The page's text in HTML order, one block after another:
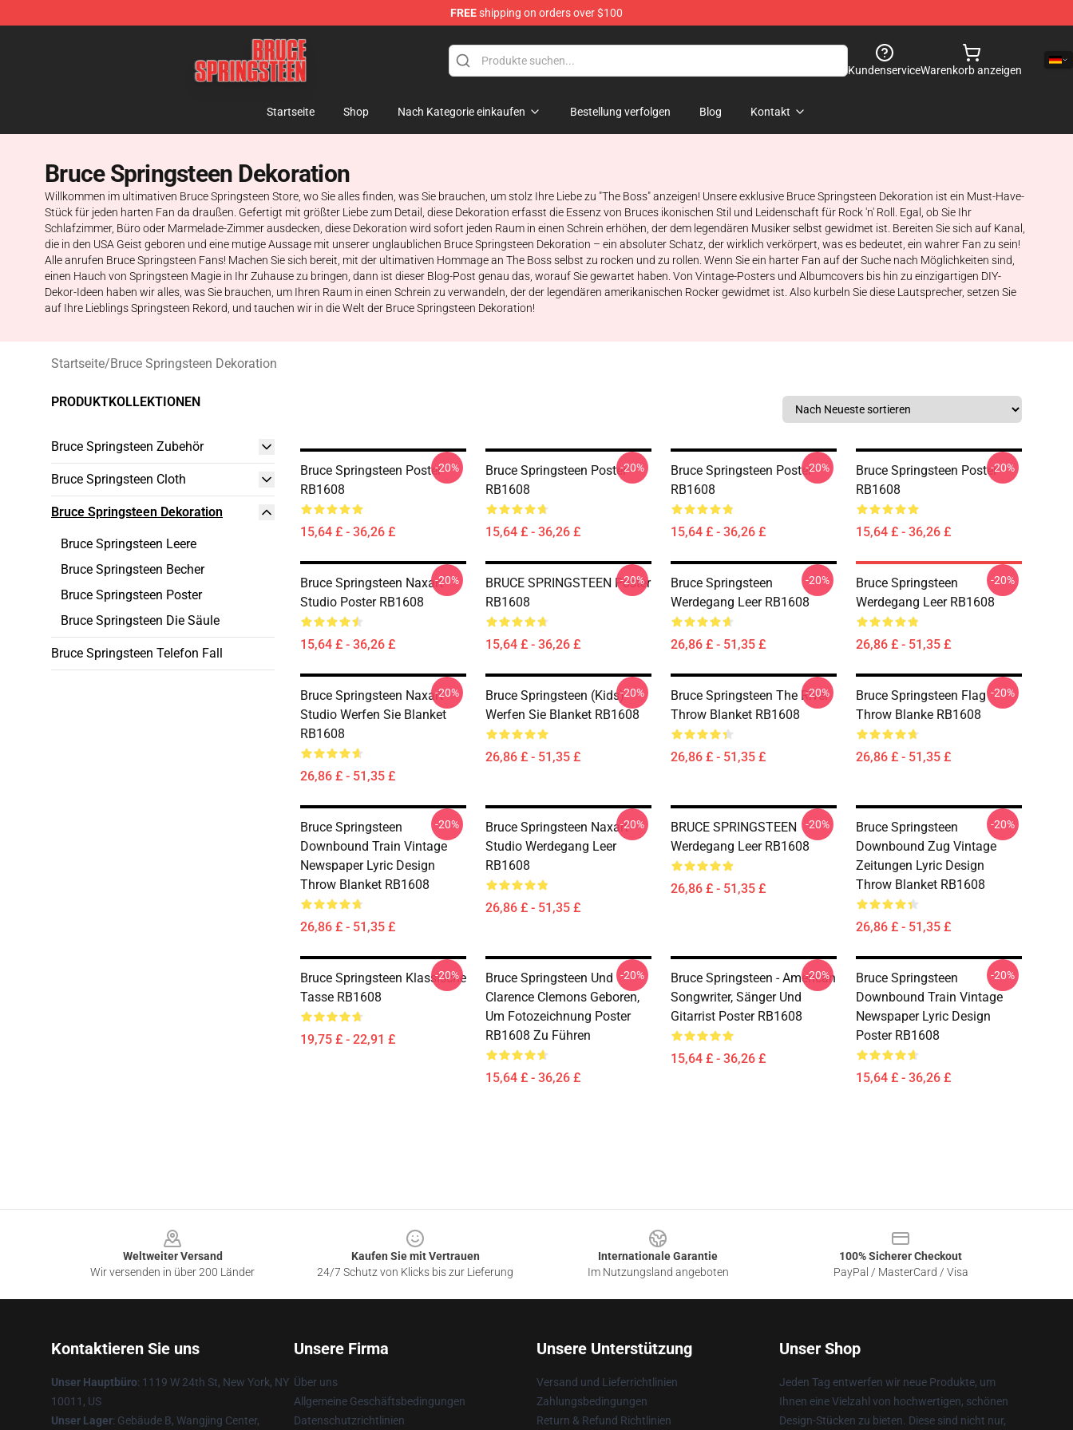
FREEshipping on orders over $100
Bruce Springsteen Store - Official Bruce Springsteen Merchandise Shop
KundenserviceWarenkorb anzeigen
Startseite Shop Nach Kategorie einkaufen Bestellung verfolgen Blog Kontakt
Bruce Springsteen Dekoration
Willkommen im ultimativen Bruce Springsteen Store, wo Sie alles finden, was Sie brauchen, um stolz Ihre Liebe zu "The Boss" anzeigen! Unsere exklusive Bruce Springsteen Dekoration ist ein Must-Have-
Stück für jeden harten Fan da draußen. Gefertigt mit größter Liebe zum Detail, diese Dekoration erfasst die Essenz von Bruces ikonischen Stil und Leidenschaft für Rock 'n' Roll. Egal, ob Sie Ihr
Schlafzimmer, Büro oder Marmelade-Zimmer ausdecken, diese Dekoration wird sofort jeden Raum in einen Schrein erhöhen, der dem legendären Musiker selbst gewidmet ist. Bereiten Sie sich auf Kanal,
die in den USA Geist geboren und eine mutige Aussage mit unserer unglaublichen Bruce Springsteen Dekoration – ein absoluter Schatz, der wirklich verkörpert, was es bedeutet, ein wahrer Fan zu sein!
Alle anrufen Bruce Springsteen Fans! Machen Sie sich bereit, mit der ultimativen Hommage an The Boss selbst zu rocken und zu rollen. Wenn Sie ein harter Fan auf der Suche nach Möglichkeiten sind,
einen Hauch von Springsteen Magie in Ihr Zuhause zu bringen, dann ist dieser Blog-Post genau das, worauf Sie gewartet haben. Von Vintage-Posters und Albumcovers bis hin zu einzigartigen DIY-
Dekor-Ideen haben wir alles, was Sie brauchen, um Ihren Raum in einen Schrein zu verwandeln, der der legendären amerikanischen Rocker gewidmet ist. Also kurbeln Sie diese Lautsprecher, setzen Sie
auf Ihre Lieblings Springsteen Rekord, und tauchen wir in die Welt der Bruce Springsteen Dekoration!
Startseite/Bruce Springsteen Dekoration
PRODUKTKOLLEKTIONEN
Bruce Springsteen Zubehör
Bruce Springsteen Cloth
Bruce Springsteen Dekoration
Bruce Springsteen Leere
Bruce Springsteen Becher
Bruce Springsteen Poster
Bruce Springsteen Die Säule
Bruce Springsteen Telefon Fall
Bruce Springsteen Poster
RB1608
15,64 £ - 36,26 £
-20%
Bruce Springsteen Poster
RB1608
15,64 £ - 36,26 £
-20%
Bruce Springsteen Poster
RB1608
15,64 £ - 36,26 £
-20%
Bruce Springsteen Poster
RB1608
15,64 £ - 36,26 £
-20%
Bruce Springsteen Naxart
Studio Poster RB1608
15,64 £ - 36,26 £
-20%
BRUCE SPRINGSTEEN Poster
RB1608
15,64 £ - 36,26 £
-20%
Bruce Springsteen
Werdegang Leer RB1608
26,86 £ - 51,35 £
-20%
Bruce Springsteen
Werdegang Leer RB1608
26,86 £ - 51,35 £
-20%
Bruce Springsteen Naxart
Studio Werfen Sie Blanket
RB1608
26,86 £ - 51,35 £
-20%
Bruce Springsteen (Kids)
Werfen Sie Blanket RB1608
26,86 £ - 51,35 £
-20%
Bruce Springsteen The River
Throw Blanket RB1608
26,86 £ - 51,35 £
-20%
Bruce Springsteen Flag
Throw Blanke RB1608
26,86 £ - 51,35 £
-20%
Bruce Springsteen
Downbound Train Vintage
Newspaper Lyric Design
Throw Blanket RB1608
26,86 £ - 51,35 £
-20%
Bruce Springsteen Naxart
Studio Werdegang Leer
RB1608
26,86 £ - 51,35 £
-20%
BRUCE SPRINGSTEEN
Werdegang Leer RB1608
26,86 £ - 51,35 £
-20%
Bruce Springsteen
Downbound Zug Vintage
Zeitungen Lyric Design
Throw Blanket RB1608
26,86 £ - 51,35 £
-20%
Bruce Springsteen Klassische
Tasse RB1608
19,75 £ - 22,91 £
-20%
Bruce Springsteen Und
Clarence Clemons Geboren,
Um Fotozeichnung Poster
RB1608 Zu Führen
15,64 £ - 36,26 £
-20%
Bruce Springsteen - American
Songwriter, Sänger Und
Gitarrist Poster RB1608
15,64 £ - 36,26 £
-20%
Bruce Springsteen
Downbound Train Vintage
Newspaper Lyric Design
Poster RB1608
15,64 £ - 36,26 £
-20%
Weltweiter Versand
Wir versenden in über 200 Länder
Kaufen Sie mit Vertrauen
24/7 Schutz von Klicks bis zur Lieferung
Internationale Garantie
Im Nutzungsland angeboten
100% Sicherer Checkout
PayPal / MasterCard / Visa
Kontaktieren Sie uns
Unser Hauptbüro: 1119 W 24th St, New York, NY
10011, US
Unser Lager: Gebäude B, Wangjing Center,
Unsere Firma
Über uns
Allgemeine Geschäftsbedingungen
Datenschutzrichtlinien
Unsere Unterstützung
Versand und Lieferrichtlinien
Zahlungsbedingungen
Return & Refund Richtlinien
Unser Shop
Jeden Tag entwerfen wir neue Produkte, um
Ihnen eine Vielzahl von hochwertigen, schönen
Design-Stücken zu bieten. Diese sind nicht nur,